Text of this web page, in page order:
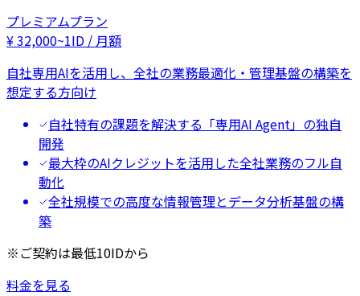
プレミアムプラン
¥32,000~1ID / 月額
自社専用AIを活用し、全社の業務最適化・管理基盤の構築を
想定する方向け
自社特有の課題を解決する「専用AI Agent」の独自
開発
最大枠のAIクレジットを活用した全社業務のフル自
動化
全社規模での高度な情報管理とデータ分析基盤の構
築
※ご契約は最低10IDから
料金を見る